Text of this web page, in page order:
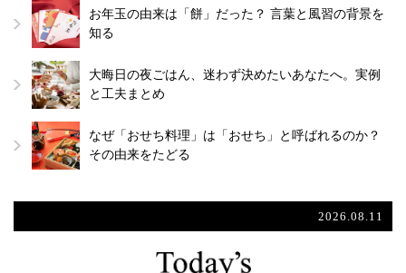
お年玉の由来は「餅」だった？ 言葉と風習の背景を
知る
大晦日の夜ごはん、迷わず決めたいあなたへ。実例
と工夫まとめ
なぜ「おせち料理」は「おせち」と呼ばれるのか？
その由来をたどる
2026.08.11